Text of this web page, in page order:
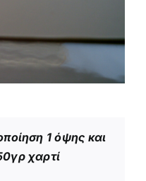
1 όψης και
χαρτί